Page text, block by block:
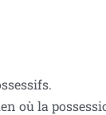
où la